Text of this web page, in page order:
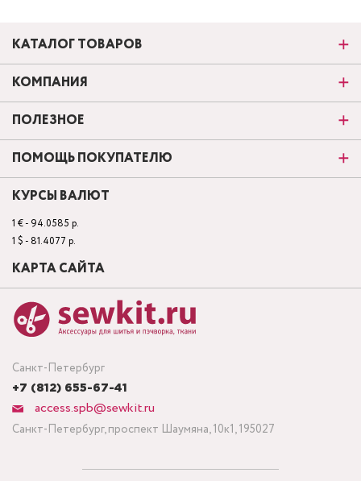
Санкт-Петербург
+7 (812) 655-67-41
access.spb@sewkit.ru
Санкт-Петербург, проспект Шаумяна, 10к1, 195027
КАТАЛОГ ТОВАРОВ
КОМПАНИЯ
ПОЛЕЗНОЕ
ПОМОЩЬ ПОКУПАТЕЛЮ
КУРСЫ ВАЛЮТ
1 € - 94.0585 р.
1 $ - 81.4077 р.
КАРТА САЙТА